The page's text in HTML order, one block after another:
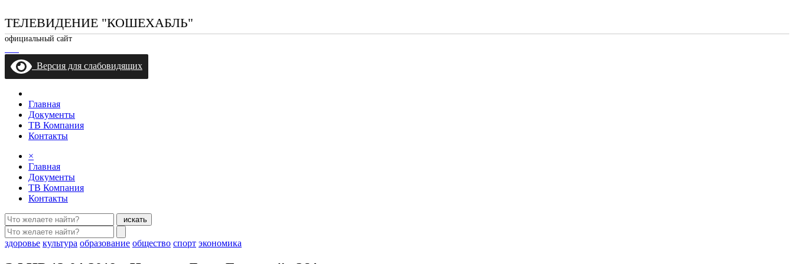
ТЕЛЕВИДЕНИЕ "КОШЕХАБЛЬ"
официальный сайт
Версия для слабовидящих
Главная
Документы
ТВ Компания
Контакты
×
Главная
Документы
ТВ Компания
Контакты
искать
здоровье культура образование общество спорт экономика